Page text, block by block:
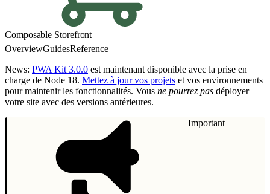
Composable Storefront
OverviewGuidesReference
News: PWA Kit 3.0.0 est maintenant disponible avec la prise en
charge de Node 18. Mettez à jour vos projets et vos environnements
pour maintenir les fonctionnalités. Vous ne pourrez pas déployer
votre site avec des versions antérieures.
Important